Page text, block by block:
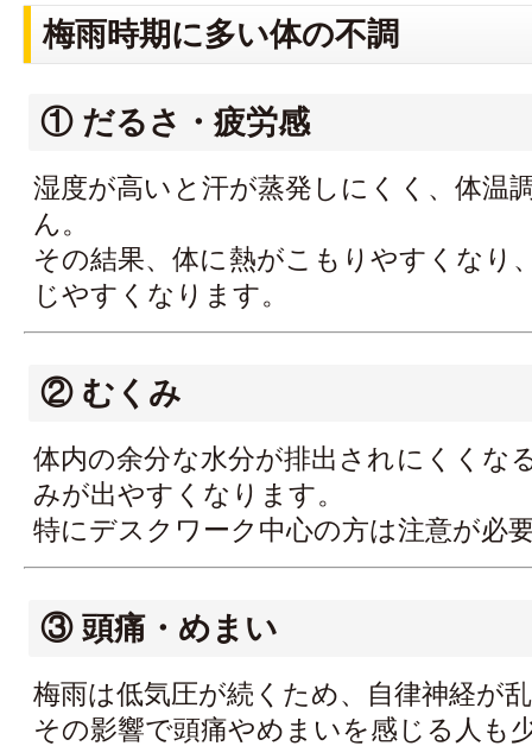
梅雨時期に多い体の不調
① だるさ・疲労感
湿度が高いと汗が蒸発しにくく、体温
ん。
その結果、体に熱がこもりやすくなり
じやすくなります。
② むくみ
体内の余分な水分が排出されにくくな
みが出やすくなります。
特にデスクワーク中心の方は注意が必
③ 頭痛・めまい
梅雨は低気圧が続くため、自律神経が
その影響で頭痛やめまいを感じる人も